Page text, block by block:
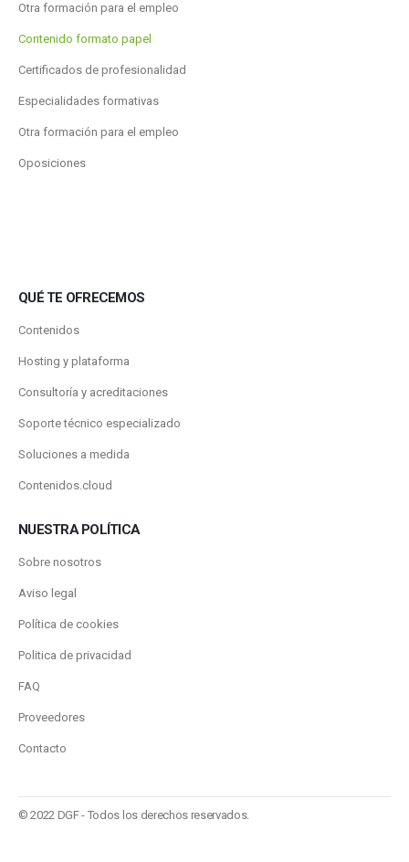
Otra formación para el empleo
Contenido formato papel
Certificados de profesionalidad
Especialidades formativas
Otra formación para el empleo
Oposiciones
QUÉ TE OFRECEMOS
Contenidos
Hosting y plataforma
Consultoría y acreditaciones
Soporte técnico especializado
Soluciones a medida
Contenidos.cloud
NUESTRA POLÍTICA
Sobre nosotros
Aviso legal
Política de cookies
Politica de privacidad
FAQ
Proveedores
Contacto
© 2022 DGF - Todos los derechos reservados.